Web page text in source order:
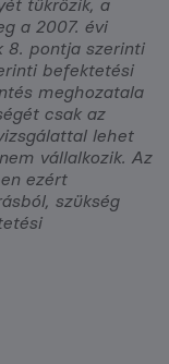
a 2007. évi
8. pontja szerinti
befektetési
meghozatala
csak az
lehet
vállalkozik. Az
ezért
szükség